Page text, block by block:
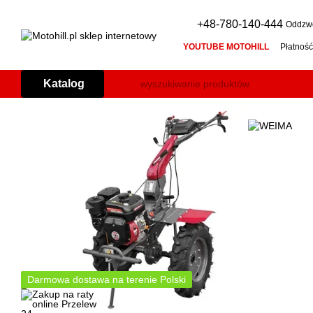
+48-780-140-444
YOUTUBE MOTOHILL
Kosiarka bijakowa (mulczer do
Łuparka do drewna: pozioma
Agregat prądotwórczy: jak
Impressum
Katalog
Darmowa dostawa na terenie Polski